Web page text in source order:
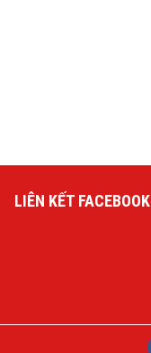
LIÊN KẾT FACEBOOK